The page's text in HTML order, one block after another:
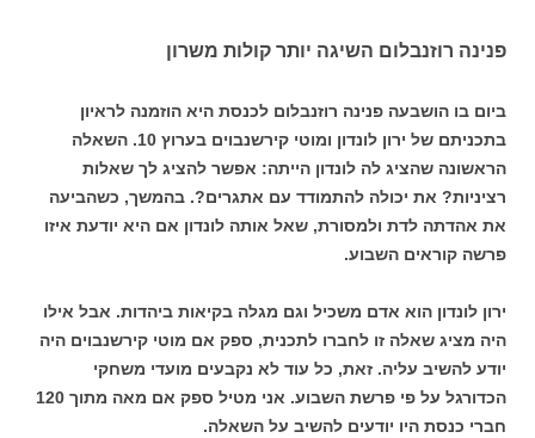
פנינה רוזנבלום השיגה יותר קולות משרון
ביום בו הושבעה פנינה רוזנבלום לכנסת היא הוזמנה לראיון
בתכניתם של ירון לונדון ומוטי קירשנבוים בערוץ 10. השאלה
הראשונה שהציג לה לונדון הייתה: אפשר להציג לך שאלות
רציניות? את יכולה להתמודד עם אתגרים?. בהמשך, כשהביעה
את אהדתה לדת ולמסורת, שאל אותה לונדון אם היא יודעת איזו
פרשה קוראים השבוע.
ירון לונדון הוא אדם משכיל וגם מגלה בקיאות ביהדות. אבל אילו
היה מציג שאלה זו לחברו לתכנית, ספק אם מוטי קירשנבוים היה
יודע להשיב עליה. זאת, כל עוד לא נקבעים מועדי משחקי
הכדורגל על פי פרשת השבוע. אני מטיל ספק אם מאה מתוך 120
חברי כנסת היו יודעים להשיב על השאלה.